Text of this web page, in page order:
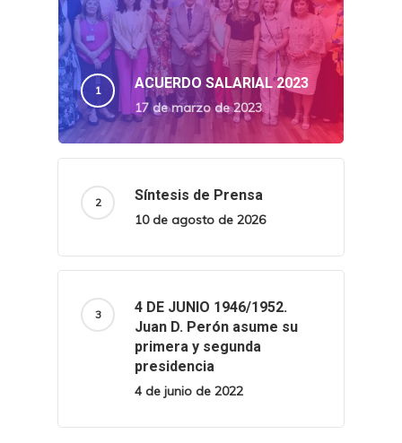
ACUERDO SALARIAL 2023
17 de marzo de 2023
Síntesis de Prensa
10 de agosto de 2026
4 DE JUNIO 1946/1952.
Juan D. Perón asume su
primera y segunda
presidencia
4 de junio de 2022